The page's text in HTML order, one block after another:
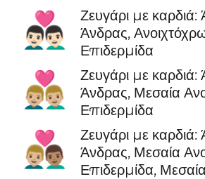
👨🏻‍❤️‍👨🏻
Ζευγάρι με καρδιά:
Άνδρας,
Επιδερμίδα
👨🏼‍❤️‍👨🏼
Ζευγάρι με καρδιά:
Άνδρας, Μεσαία
Επιδερμίδα
👨🏼‍❤️‍👨🏽
Ζευγάρι με καρδιά:
Άνδρας, Μεσαία
Επιδερμίδα,